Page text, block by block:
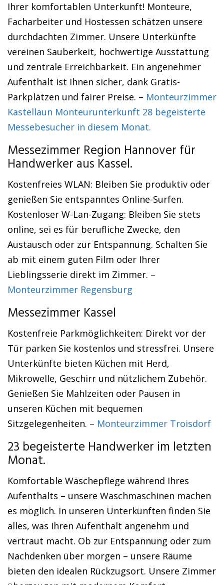
Ihrer komfortablen Unterkunft! Monteure,
Facharbeiter und Hostessen schätzen unsere
durchdachten Zimmer. Unsere Unterkünfte
vereinen Sauberkeit, hochwertige Ausstattung
und zentrale Erreichbarkeit. Ein angenehmer
Aufenthalt ist Ihnen sicher, dank Gratis-
Parkplätzen und fairer Preise. – Monteurzimmer
Kastellaun Monteurunterkunft 28 begeisterte
Messebesucher in diesem Monat.
Messezimmer Region Hannover für
Handwerker aus Kassel.
Kostenfreies WLAN: Bleiben Sie produktiv oder
genießen Sie entspanntes Online-Surfen.
Kostenloser W-Lan-Zugang: Bleiben Sie stets
online, sei es für berufliche Zwecke, den
Austausch oder zur Entspannung. Schalten Sie
ab mit einem guten Film oder Ihrer
Lieblingsserie direkt im Zimmer. –
Monteurzimmer Regensburg
Messezimmer Kassel
Kostenfreie Parkmöglichkeiten: Direkt vor der
Tür parken Sie kostenlos und stressfrei. Unsere
Unterkünfte bieten Küchen mit Herd,
Mikrowelle, Geschirr und nützlichem Zubehör.
Genießen Sie Mahlzeiten oder Pausen in
unseren Küchen mit bequemen
Sitzgelegenheiten. – Monteurzimmer Troisdorf
23 begeisterte Handwerker im letzten
Monat.
Komfortable Wäschepflege während Ihres
Aufenthalts – unsere Waschmaschinen machen
es möglich. In unseren Unterkünften finden Sie
alles, was Ihren Aufenthalt angenehm und
vertraut macht. Ob zur Entspannung oder zum
Nachdenken über morgen – unsere Räume
bieten den idealen Rückzugsort. Unsere Zimmer